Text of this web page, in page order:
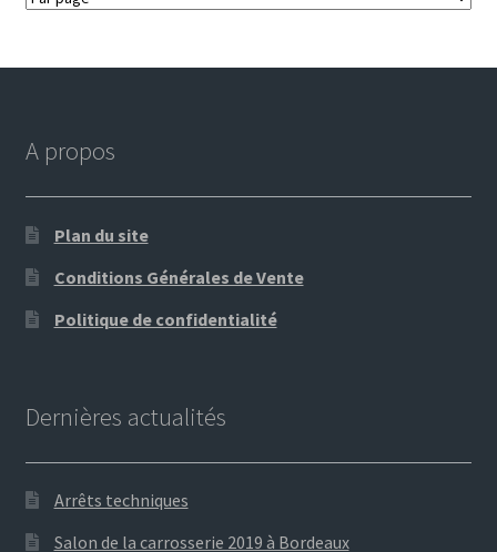
A propos
Plan du site
Conditions Générales de Vente
Politique de confidentialité
Dernières actualités
Arrêts techniques
Salon de la carrosserie 2019 à Bordeaux